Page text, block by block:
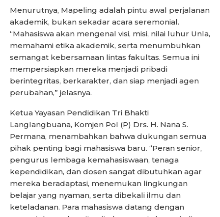
Menurutnya, Mapeling adalah pintu awal perjalanan
akademik, bukan sekadar acara seremonial.
“Mahasiswa akan mengenal visi, misi, nilai luhur Unla,
memahami etika akademik, serta menumbuhkan
semangat kebersamaan lintas fakultas. Semua ini
mempersiapkan mereka menjadi pribadi
berintegritas, berkarakter, dan siap menjadi agen
perubahan,” jelasnya.
Ketua Yayasan Pendidikan Tri Bhakti
Langlangbuana, Komjen Pol (P) Drs. H. Nana S.
Permana, menambahkan bahwa dukungan semua
pihak penting bagi mahasiswa baru. “Peran senior,
pengurus lembaga kemahasiswaan, tenaga
kependidikan, dan dosen sangat dibutuhkan agar
mereka beradaptasi, menemukan lingkungan
belajar yang nyaman, serta dibekali ilmu dan
keteladanan. Para mahasiswa datang dengan